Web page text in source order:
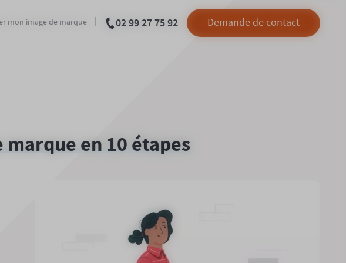
mon image de marque 02 99 27 75 92 Demande de contact
en 10 étapes